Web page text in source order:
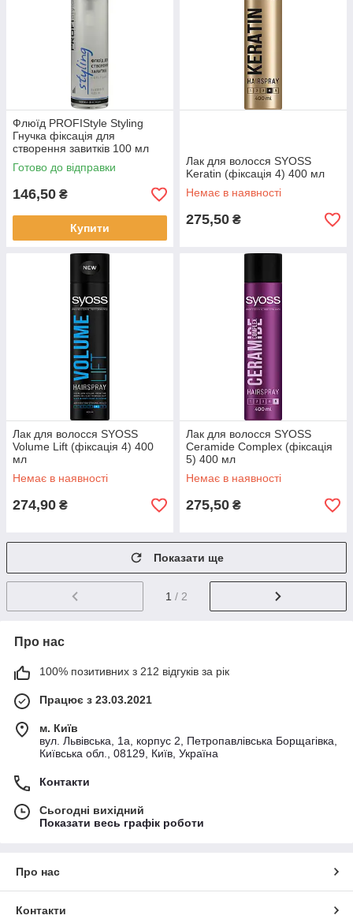
Флюїд PROFIStyle Styling
Гнучка фіксація для
створення завитків 100 мл
Готово до відправки
146,50 ₴
Купити
Лак для волосся SYOSS
Keratin (фіксація 4) 400 мл
Немає в наявності
275,50 ₴
Лак для волосся SYOSS
Volume Lift (фіксація 4) 400
мл
Немає в наявності
274,90 ₴
Лак для волосся SYOSS
Ceramide Complex (фіксація
5) 400 мл
Немає в наявності
275,50 ₴
Показати ще
1 / 2
Про нас
100% позитивних з 212 відгуків за рік
Працює з 23.03.2021
м. Київ
вул. Львівська, 1а, корпус 2, Петропавлівська Борщагівка,
Київська обл., 08129, Київ, Україна
Контакти
Сьогодні вихідний
Показати весь графік роботи
Про нас
Контакти